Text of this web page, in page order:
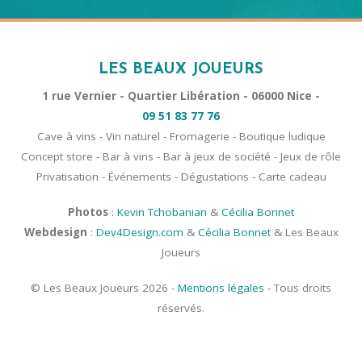
LES BEAUX JOUEURS
1 rue Vernier - Quartier Libération - 06000 Nice -
09 51 83 77 76
Cave à vins - Vin naturel - Fromagerie - Boutique ludique
Concept store - Bar à vins - Bar à jeux de société - Jeux de rôle
Privatisation - Événements - Dégustations - Carte cadeau
Photos : Kevin Tchobanian & Cécilia Bonnet
Webdesign : Dev4Design.com & Cécilia Bonnet& Les Beaux
Joueurs
© Les Beaux Joueurs 2026 - Mentions légales - Tous droits
réservés.